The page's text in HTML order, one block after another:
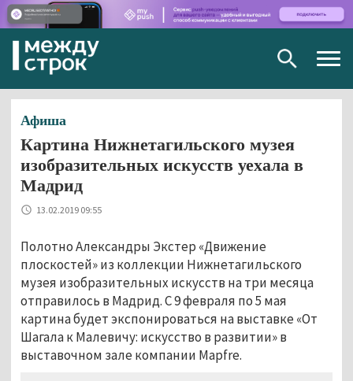
Афиша
Картина Нижнетагильского музея
изобразительных искусств уехала в
Мадрид
13.02.2019 09:55
Полотно Александры Экстер «Движение
плоскостей» из коллекции Нижнетагильского
музея изобразительных искусств на три месяца
отправилось в Мадрид. С 9 февраля по 5 мая
картина будет экспонироваться на выставке «От
Шагала к Малевичу: искусство в развитии» в
выставочном зале компании Mapfre.